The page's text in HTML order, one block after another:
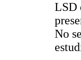
LSD
No